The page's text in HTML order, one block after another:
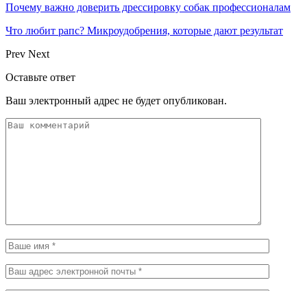
Почему важно доверить дрессировку собак профессионалам
Что любит рапс? Микроудобрения, которые дают результат
Prev Next
Оставьте ответ
Ваш электронный адрес не будет опубликован.